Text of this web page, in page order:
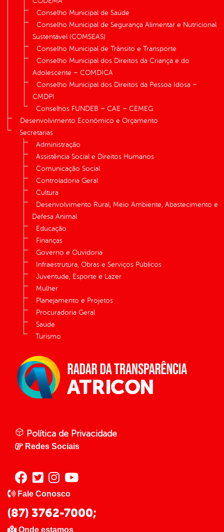
Conselho Municipal de Saúde
Conselho Municipal de Segurança Alimentar e Nutricional
Sustentável (COMSEAS)
Conselho Municipal de Trânsito e Transporte
Conselho Municipal dos Direitos da Criança e do
Adolescente – COMDICA
Conselho Municipal dos Direitos da Pessoa Idosa –
CMDPI
Conselhos FUNDEB – CAE – CEMEG
Desenvolvimento Econômico e Orçamento
Secretarias
Administração
Assistência Social e Direitos Humanos
Comunicação Social
Controladoria Geral
Cultura
Desenvolvimento Rural, Meio Ambiente, Abastecimento e
Defesa Animal
Educação
Finanças
Governo e Ouvidoria
Infraestrutura, Obras e Serviços Públicos
Juventude, Esporte e Lazer
Mulher
Planejamento e Projetos
Procuradoria Geral
Saúde
Turismo
Política de Privacidade
Redes Sociais
Fale Conosco
(87) 3762-7000;
Onde estamos